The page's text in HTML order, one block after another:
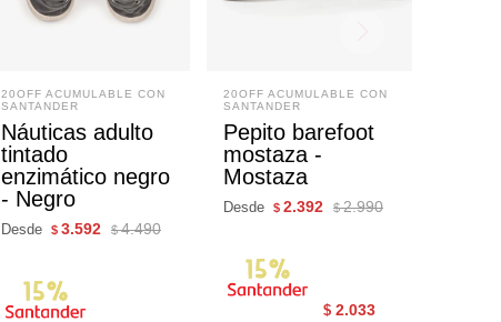
20OFF ACUMULABLE CON
SANTANDER
Náuticas adulto
tintado
enzimático negro
- Negro
Desde$ 3.592 $ 4.490
20OFF ACUMULABLE CON
SANTANDER
Pepito barefoot
mostaza -
Mostaza
Desde$ 2.392 $ 2.990
$ 2.033